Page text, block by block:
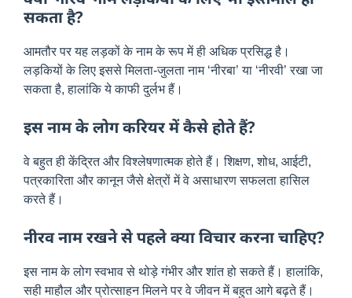
सकता है?
आमतौर पर यह लड़कों के नाम के रूप में ही अधिक प्रसिद्ध है।
लड़कियों के लिए इससे मिलता-जुलता नाम ‘नीरबा’ या ‘नीरवी’ रखा जा
सकता है, हालांकि ये काफी दुर्लभ हैं।
इस नाम के लोग करियर में कैसे होते हैं?
वे बहुत ही केंद्रित और विश्लेषणात्मक होते हैं। शिक्षण, शोध, आईटी,
पत्रकारिता और कानून जैसे क्षेत्रों में वे असाधारण सफलता हासिल
करते हैं।
नीरव नाम रखने से पहले क्या विचार करना चाहिए?
इस नाम के लोग स्वभाव से थोड़े गंभीर और शांत हो सकते हैं। हालांकि,
सही माहौल और प्रोत्साहन मिलने पर वे जीवन में बहुत आगे बढ़ते हैं।